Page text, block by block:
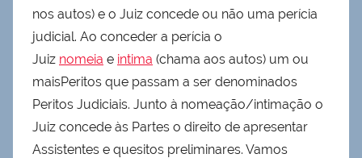
nos autos) e o Juiz concede ou não uma perícia
judicial. Ao conceder a perícia o
Juiz nomeia e intima (chama aos autos) um ou
maisPeritos que passam a ser denominados
Peritos Judiciais. Junto à nomeação/intimação o
Juiz concede às Partes o direito de apresentar
Assistentes e quesitos preliminares. Vamos